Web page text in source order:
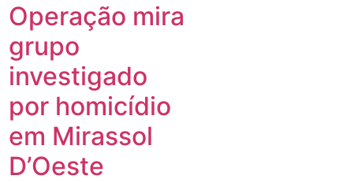
Operação mira
grupo
investigado
por homicídio
em Mirassol
D’Oeste